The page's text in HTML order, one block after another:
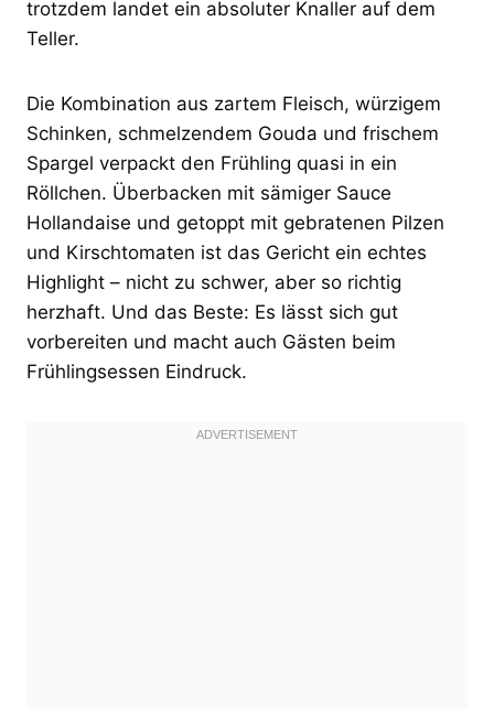
trotzdem landet ein absoluter Knaller auf dem
Teller.
Die Kombination aus zartem Fleisch, würzigem
Schinken, schmelzendem Gouda und frischem
Spargel verpackt den Frühling quasi in ein
Röllchen. Überbacken mit sämiger Sauce
Hollandaise und getoppt mit gebratenen Pilzen
und Kirschtomaten ist das Gericht ein echtes
Highlight – nicht zu schwer, aber so richtig
herzhaft. Und das Beste: Es lässt sich gut
vorbereiten und macht auch Gästen beim
Frühlingsessen Eindruck.